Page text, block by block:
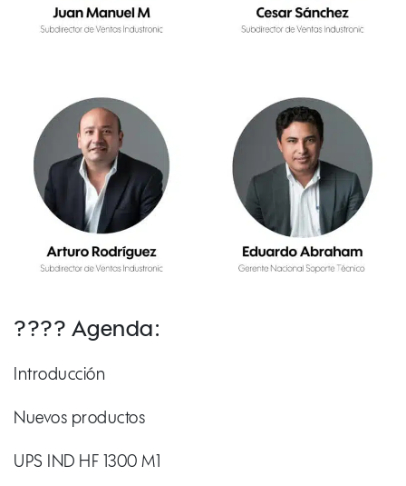
????️ Agenda:
Introducción
Nuevos productos
UPS IND HF 1300 M1